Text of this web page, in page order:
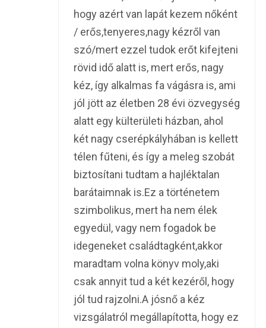
hogy azért van lapát kezem nőként
/ erős,tenyeres,nagy kézről van
szó/mert ezzel tudok erőt kifejteni
rövid idő alatt is, mert erős, nagy
kéz, így alkalmas fa vágásra is, ami
jól jött az életben 28 évi özvegység
alatt egy külterületi házban, ahol
két nagy cserépkályhában is kellett
télen fűteni, és így a meleg szobát
biztosítani tudtam a hajléktalan
barátaimnak is.Ez a történetem
szimbolikus, mert ha nem élek
egyedül, vagy nem fogadok be
idegeneket családtagként,akkor
maradtam volna könyv moly,aki
csak annyit tud a két kezéről, hogy
jól tud rajzolni.A jósnő a kéz
vizsgálatról megállapította, hogy ez